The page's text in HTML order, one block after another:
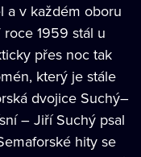
a v každém oboru
1959 stál u
přes noc tak
který je stále
dvojice Suchý–
– Jiří Suchý psal
hity se